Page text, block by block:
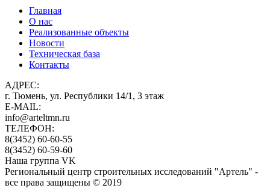
Главная
О нас
Реализованные объекты
Новости
Техническая база
Контакты
АДРЕС:
г. Тюмень, ул. Республики 14/1, 3 этаж
E-MAIL:
info@arteltmn.ru
ТЕЛЕФОН:
8(3452) 60-60-55
8(3452) 60-59-60
Наша группа VK
Региональный центр строительных исследований "Артель" -
все права защищены © 2019